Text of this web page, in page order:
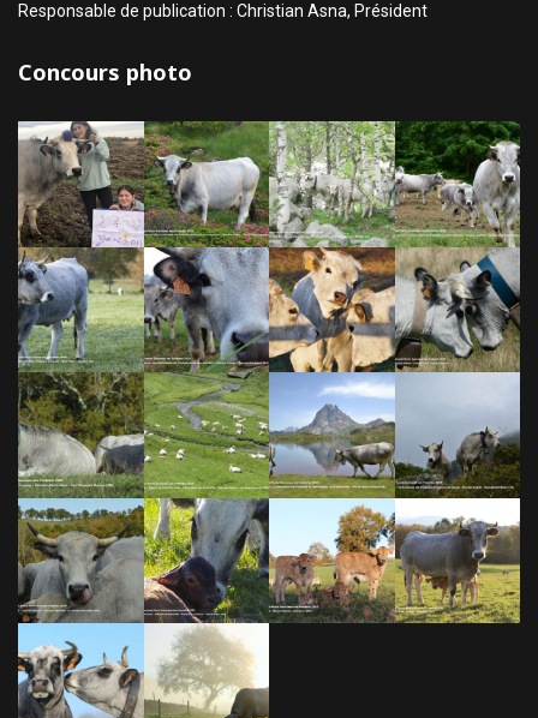
Responsable de publication : Christian Asna, Président
Concours photo